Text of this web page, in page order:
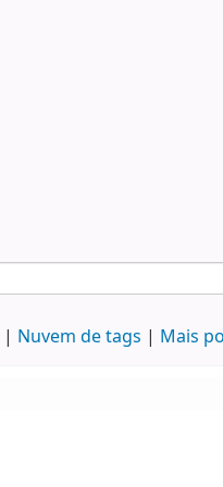
Nuvem de tags Mais